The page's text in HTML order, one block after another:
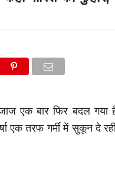
एक बार फिर बदल
एक तरफ गर्मी में सुकून दे